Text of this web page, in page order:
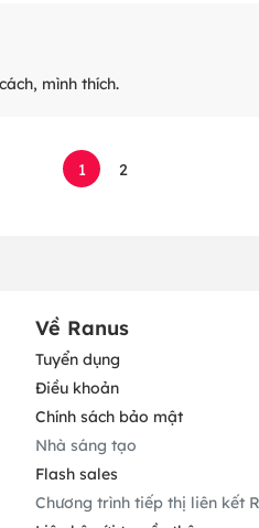
mình thích.
1 2
Về Ranus
Tuyển dụng
Điều khoản
Chính sách bảo mật
Nhà sáng tạo
Flash sales
Chương trình tiếp thị liên kết